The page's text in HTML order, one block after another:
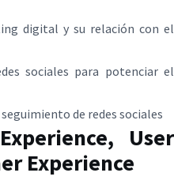
digital y su relación con el
sociales para potenciar el
de redes sociales
User
Experience